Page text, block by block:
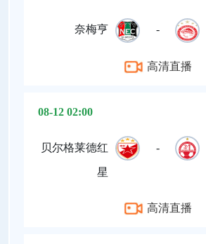
奈梅亨 -
高清直播
08-12 02:00
贝尔格莱德红
星
-
高清直播